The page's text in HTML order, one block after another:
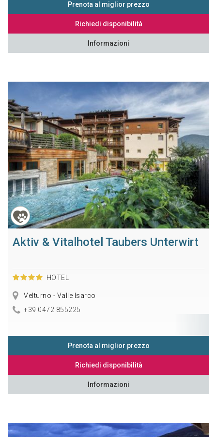
Prenota al miglior prezzo
Richiedi disponibilità
Informazioni
Aktiv & Vitalhotel Taubers Unterwirt
HOTEL
Velturno - Valle Isarco
+39 0472 855225
Prenota al miglior prezzo
Richiedi disponibilità
Informazioni